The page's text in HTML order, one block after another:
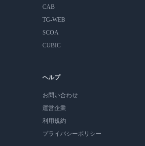
CAB
TG-WEB
SCOA
CUBIC
ヘルプ
お問い合わせ
運営企業
利用規約
プライバシーポリシー